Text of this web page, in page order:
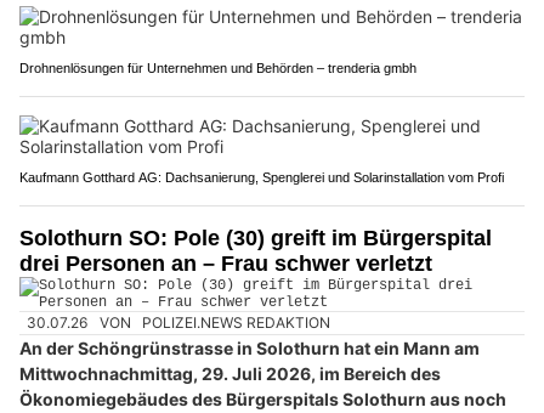
Drohnenlösungen für Unternehmen und Behörden – trenderia gmbh
Kaufmann Gotthard AG: Dachsanierung, Spenglerei und Solarinstallation vom Profi
Solothurn SO: Pole (30) greift im Bürgerspital
drei Personen an – Frau schwer verletzt
30.07.26 VON POLIZEI.NEWS REDAKTION
An der Schöngrünstrasse in Solothurn hat ein Mann am
Mittwochnachmittag, 29. Juli 2026, im Bereich des
Ökonomiegebäudes des Bürgerspitals Solothurn aus noch